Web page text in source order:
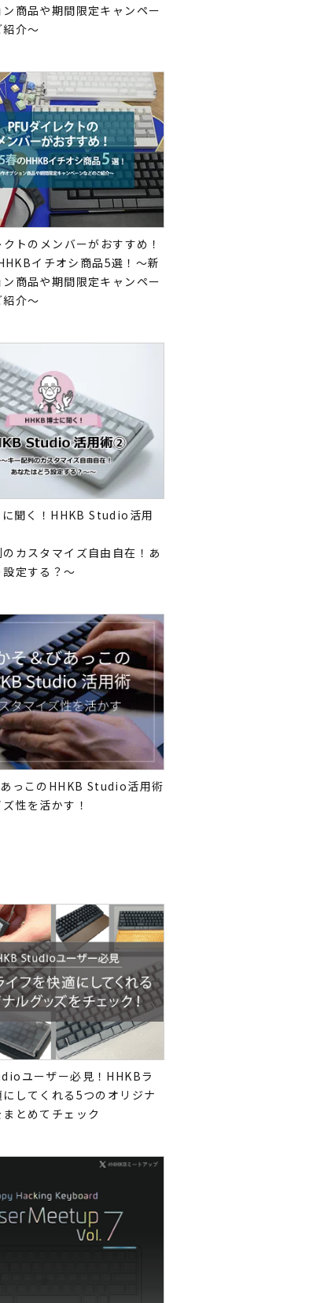
商品や期間限定キャンペー
介～
トのメンバーがおすすめ！
イチオシ商品5選！～新
商品や期間限定キャンペー
介～
聞く！HHKB Studio活用
カスタマイズ自由自在！あ
定する？～
っこのHHKB Studio活用術
性を活かす！
ユーザー必見！HHKBラ
してくれる5つのオリジナ
とめてチェック